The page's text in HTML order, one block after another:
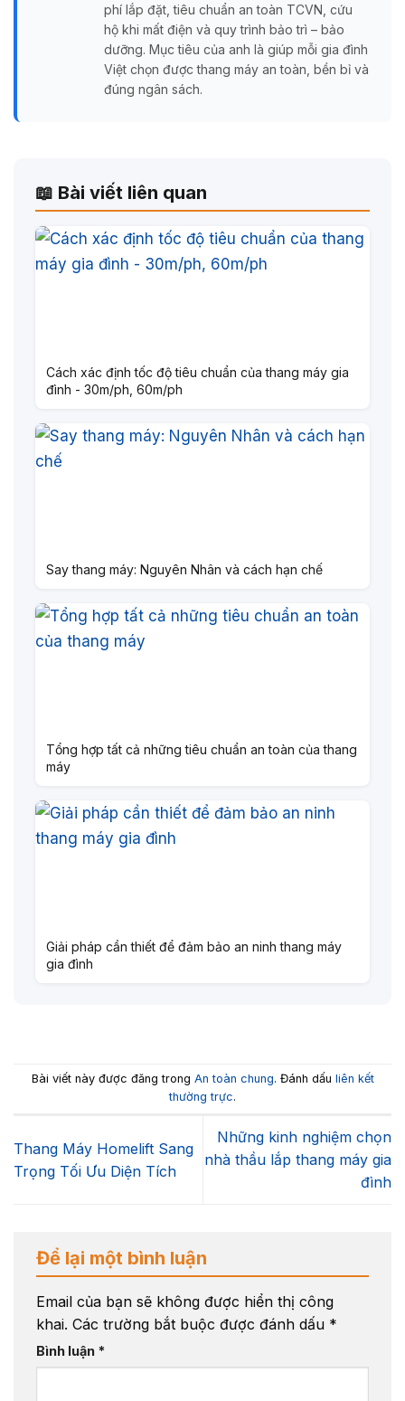
phí lắp đặt, tiêu chuẩn an toàn TCVN, cứu
hộ khi mất điện và quy trình bảo trì – bảo
dưỡng. Mục tiêu của anh là giúp mỗi gia đình
Việt chọn được thang máy an toàn, bền bỉ và
đúng ngân sách.
📖 Bài viết liên quan
Cách xác định tốc độ tiêu chuẩn của thang máy gia
đình - 30m/ph, 60m/ph
Say thang máy: Nguyên Nhân và cách hạn chế
Tổng hợp tất cả những tiêu chuẩn an toàn của thang
máy
Giải pháp cần thiết để đảm bảo an ninh thang máy
gia đình
Bài viết này được đăng trong An toàn chung. Đánh dấu liên kết
thường trực.
Thang Máy Homelift Sang
Trọng Tối Ưu Diện Tích
Những kinh nghiệm chọn
nhà thầu lắp thang máy gia
đình
Để lại một bình luận
Email của bạn sẽ không được hiển thị công
khai. Các trường bắt buộc được đánh dấu *
Bình luận *